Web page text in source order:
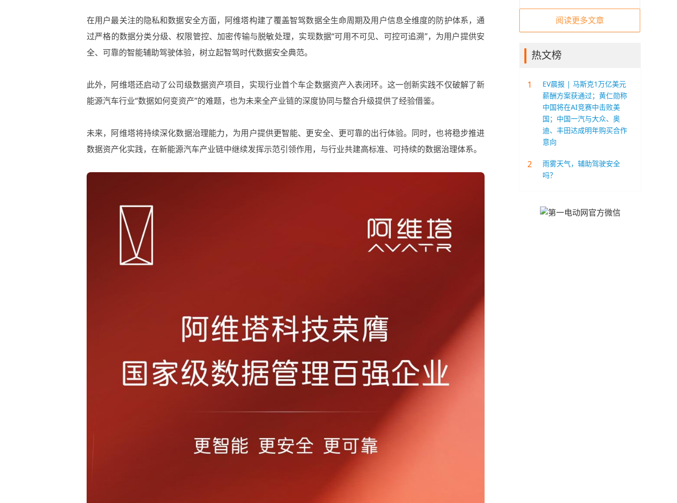
在用户最关注的隐私和数据安全方面，阿维塔构建了覆盖智驾数据全生命周期及用户信息全维度的防护体系，通
过严格的数据分类分级、权限管控、加密传输与脱敏处理，实现数据“可用不可见、可控可追溯”，为用户提供安
全、可靠的智能辅助驾驶体验，树立起智驾时代数据安全典范。
此外，阿维塔还启动了公司级数据资产项目，实现行业首个车企数据资产入表闭环。这一创新实践不仅破解了新
能源汽车行业“数据如何变资产”的难题，也为未来全产业链的深度协同与整合升级提供了经验借鉴。
未来，阿维塔将持续深化数据治理能力，为用户提供更智能、更安全、更可靠的出行体验。同时，也将稳步推进
数据资产化实践，在新能源汽车产业链中继续发挥示范引领作用，与行业共建高标准、可持续的数据治理体系。
阅读更多文章
热文榜
1
EV晨报 | 马斯克1万亿美元
薪酬方案获通过；黄仁勋称
中国将在AI竞赛中击败美
国；中国一汽与大众、奥
迪、丰田达成明年购买合作
意向
2
雨雾天气，辅助驾驶安全
吗？